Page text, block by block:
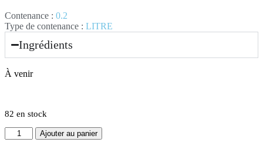
Contenance : 0.2
Type de contenance : LITRE
Ingrédients
À venir
82 en stock
Ajouter au panier